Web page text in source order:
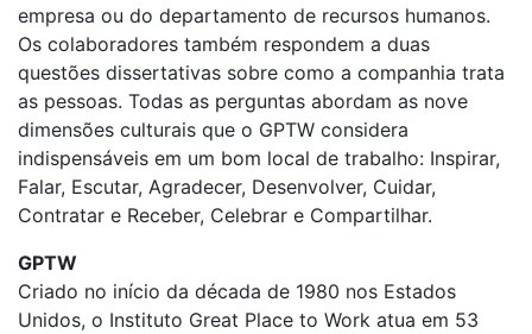
empresa ou do departamento de recursos humanos.
Os colaboradores também respondem a duas
questões dissertativas sobre como a companhia trata
as pessoas. Todas as perguntas abordam as nove
dimensões culturais que o GPTW considera
indispensáveis em um bom local de trabalho: Inspirar,
Falar, Escutar, Agradecer, Desenvolver, Cuidar,
Contratar e Receber, Celebrar e Compartilhar.
GPTW
Criado no início da década de 1980 nos Estados
Unidos, o Instituto Great Place to Work atua em 53